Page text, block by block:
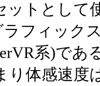
ットとして
フィック
系)であ
り体感速度